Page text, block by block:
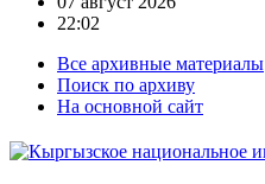
22:02
Все архивные материалы
Поиск по архиву
На основной сайт